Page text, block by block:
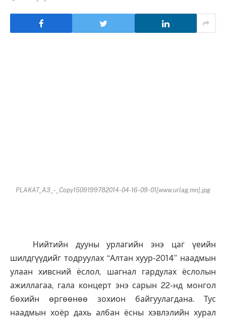
PLAKAT_A3_-_Copy1509199782014-04-16-09-01[www.urlag.mn].jpg
Нийтийн дууны урлагийн энэ цаг үеийн
шилдгүүдийг тодруулах “Алтан хуур-2014” наадмын
улаан хивсний ёслол, шагнал гардулах ёслолын
ажиллагаа, гала концерт энэ сарын 22-нд монгол
бөхийн өргөөнөө зохион байгуулагдана. Тус
наадмын хоёр дахь албан ёсны хэвлэлийн хурал